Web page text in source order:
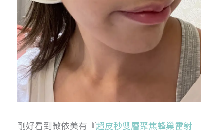
剛好看到微依美有『超皮秒雙層聚焦蜂巢雷射